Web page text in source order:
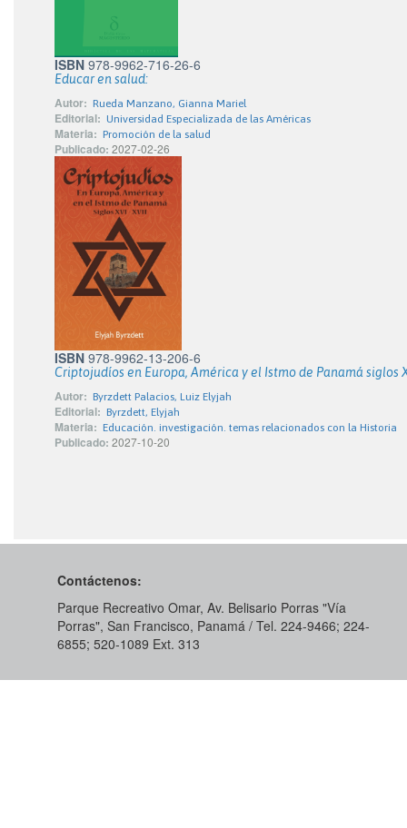
ISBN 978-9962-716-26-6
Educar en salud:
Autor: Rueda Manzano, Gianna Mariel
Editorial: Universidad Especializada de las Américas
Materia: Promoción de la salud
Publicado: 2027-02-26
ISBN 978-9962-13-206-6
Criptojudíos en Europa, América y el Istmo de Panamá siglos
Autor: Byrzdett Palacios, Luiz Elyjah
Editorial: Byrzdett, Elyjah
Materia: Educación. investigación. temas relacionados con la Historia
Publicado: 2027-10-20
Contáctenos:
Parque Recreativo Omar, Av. Belisario Porras "Vía
Porras", San Francisco, Panamá / Tel. 224-9466; 224-
6855; 520-1089​ Ext. 313